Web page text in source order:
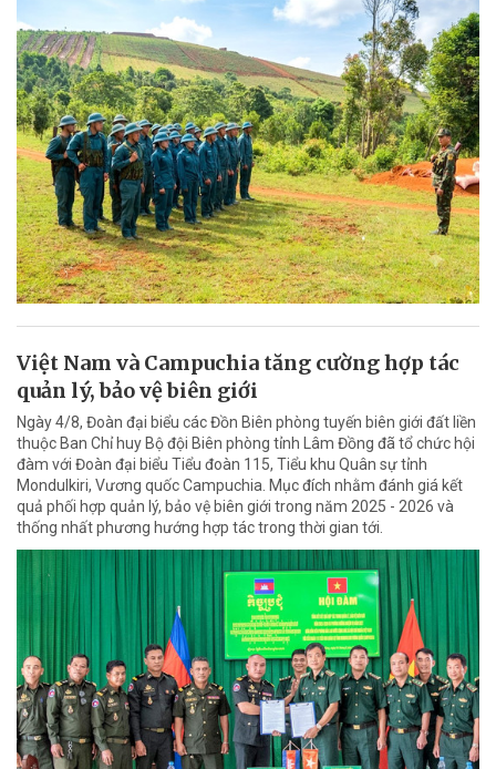
Việt Nam và Campuchia tăng cường hợp tác
quản lý, bảo vệ biên giới
Ngày 4/8, Đoàn đại biểu các Đồn Biên phòng tuyến biên giới đất liền
thuộc Ban Chỉ huy Bộ đội Biên phòng tỉnh Lâm Đồng đã tổ chức hội
đàm với Đoàn đại biểu Tiểu đoàn 115, Tiểu khu Quân sự tỉnh
Mondulkiri, Vương quốc Campuchia. Mục đích nhằm đánh giá kết
quả phối hợp quản lý, bảo vệ biên giới trong năm 2025 - 2026 và
thống nhất phương hướng hợp tác trong thời gian tới.